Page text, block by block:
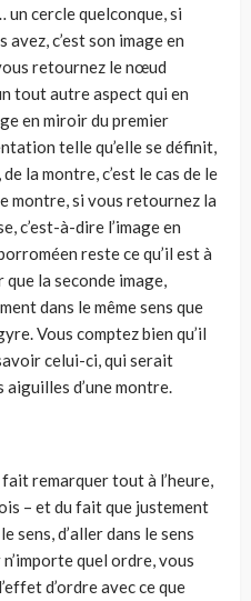
cercle quelconque, si
c’est son image en
retournez le nœud
tout autre aspect qui en
en miroir du premier
telle qu’elle se définit,
la montre, c’est le cas de le
montre, si vous retournez la
c’est-à-dire l’image en
reste ce qu’il est à
que la seconde image,
dans le même sens que
Vous comptez bien qu’il
celui-ci, qui serait
aiguilles d’une montre.
remarquer tout à l’heure,
– et du fait que justement
sens, d’aller dans le sens
quel ordre, vous
d’ordre avec ce que